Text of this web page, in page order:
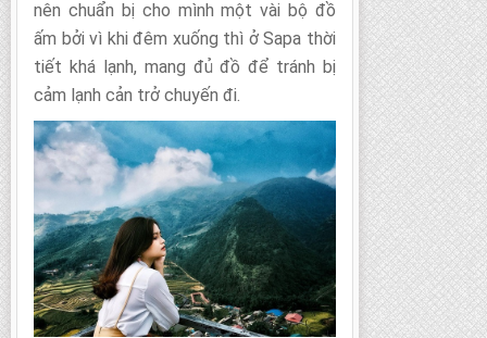
nên chuẩn bị cho mình một vài bộ đồ
ấm bởi vì khi đêm xuống thì ở Sapa thời
tiết khá lạnh, mang đủ đồ để tránh bị
cảm lạnh cản trở chuyến đi.